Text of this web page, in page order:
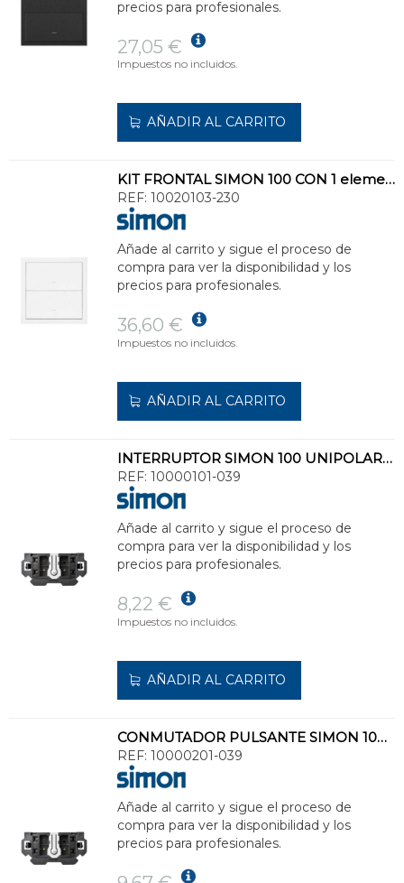
precios para profesionales.
27,05 €
Impuestos no incluidos.
AÑADIR AL CARRITO
KIT FRONTAL SIMON 100 CON 1 elemento+2 TECLAS BLANCO MATE
REF: 10020103-230
Añade al carrito y sigue el proceso de
compra para ver la disponibilidad y los
precios para profesionales.
36,60 €
Impuestos no incluidos.
AÑADIR AL CARRITO
INTERRUPTOR SIMON 100 UNIPOLAR PULSANTE 10AX 250V
REF: 10000101-039
Añade al carrito y sigue el proceso de
compra para ver la disponibilidad y los
precios para profesionales.
8,22 €
Impuestos no incluidos.
AÑADIR AL CARRITO
CONMUTADOR PULSANTE SIMON 100 10AX 250V
REF: 10000201-039
Añade al carrito y sigue el proceso de
compra para ver la disponibilidad y los
precios para profesionales.